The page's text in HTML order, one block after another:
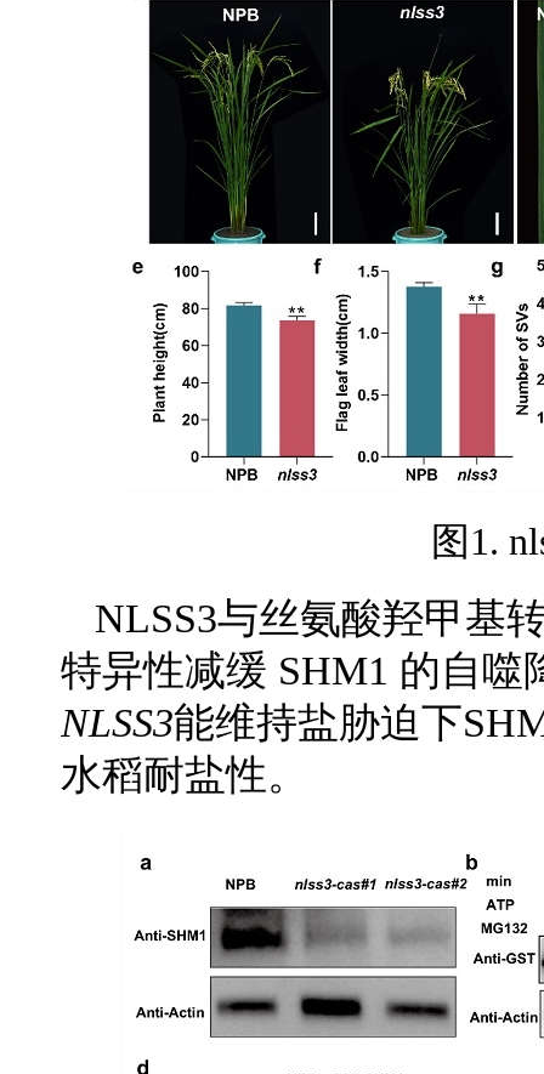
图1.
NLSS3与丝氨酸羟甲基
特异性减缓 SHM1 的自
NLSS3能维持盐胁迫下
水稻耐盐性。